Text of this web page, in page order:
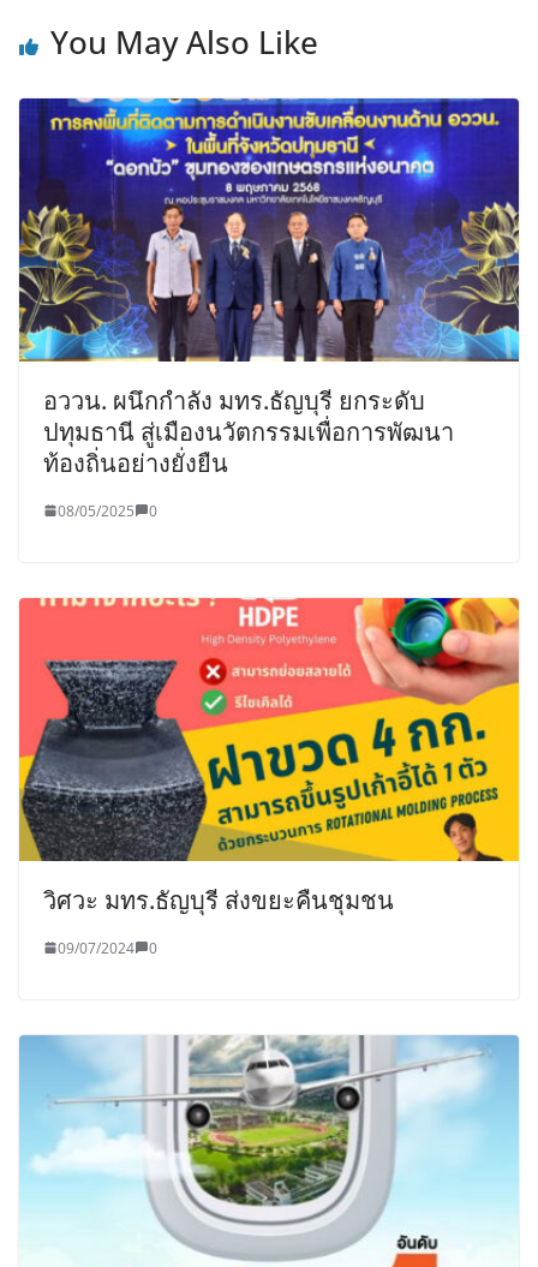
You May Also Like
อววน. ผนึกกำลัง มทร.ธัญบุรี ยกระดับ
ปทุมธานี สู่เมืองนวัตกรรมเพื่อการพัฒนา
ท้องถิ่นอย่างยั่งยืน
08/05/2025 0
วิศวะ มทร.ธัญบุรี ส่งขยะคืนชุมชน
09/07/2024 0